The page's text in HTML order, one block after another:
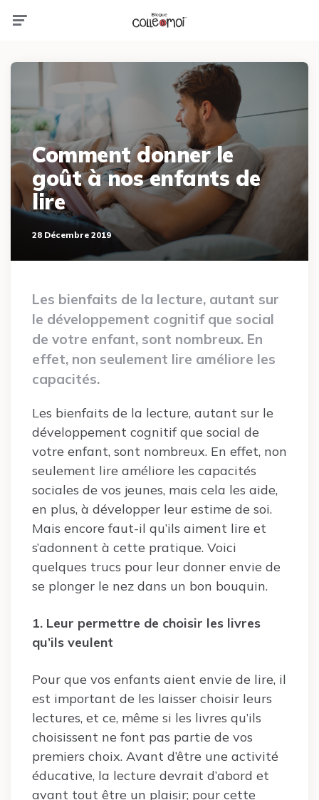
Comment donner le
goût à nos enfants de
lire
28 Décembre 2019
Les bienfaits de la lecture, autant sur
le développement cognitif que social
de votre enfant, sont nombreux. En
effet, non seulement lire améliore les
capacités.
Les bienfaits de la lecture, autant sur le
développement cognitif que social de
votre enfant, sont nombreux. En effet, non
seulement lire améliore les capacités
sociales de vos jeunes, mais cela les aide,
en plus, à développer leur estime de soi.
Mais encore faut-il qu’ils aiment lire et
s’adonnent à cette pratique. Voici
quelques trucs pour leur donner envie de
se plonger le nez dans un bon bouquin.
1. Leur permettre de choisir les livres
qu’ils veulent
Pour que vos enfants aient envie de lire, il
est important de les laisser choisir leurs
lectures, et ce, même si les livres qu’ils
choisissent ne font pas partie de vos
premiers choix. Avant d’être une activité
éducative, la lecture devrait d’abord et
avant tout être un plaisir; pour cette